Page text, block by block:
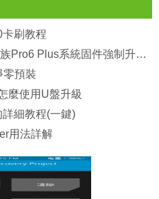
刷教程
魅族Pro6 Plus刷機教程 魅族Pro6 Plus系統固件強制升級教程
零預裝
麼使用U盤升級
細教程(一鍵)
用法詳解